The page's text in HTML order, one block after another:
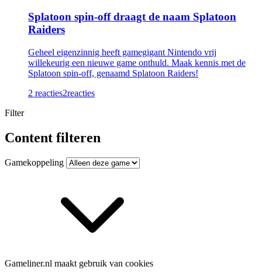
Splatoon spin-off draagt de naam Splatoon
Raiders
Geheel eigenzinnig heeft gamegigant Nintendo vrij
willekeurig een nieuwe game onthuld. Maak kennis met de
Splatoon spin-off, genaamd Splatoon Raiders!
2 reacties2reacties
Filter
Content filteren
Gamekoppeling
Gameliner.nl maakt gebruik van cookies